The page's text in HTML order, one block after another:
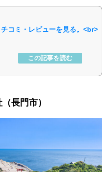
長門市）